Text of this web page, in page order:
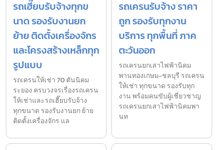
รถเฮี๊ยบรับจ้างทุกข
นาด รองรับงานยก
ย้าย ติดตั้งเครื่องจักร
และโครงสร้างเหล็กทุก
รูปแบบ
รถเครนให้เช่า 70 ตันนิคม
ระยอง ครบวงจรเรื่องรถเครน
ให้เช่าและรถเฮี๊ยบรับจ้าง
ทุกขนาด รองรับงานยก ย้าย
ติดตั้งเครื่องจักร แล
รถเครนรับจ้าง ราคา
ถูก รองรับทุกงาน
บริการ ทุกพื้นที่ ภาค
ตะวันออก
รถเครนยกเสาไฟฟ้านิคม
พานทองเกษม-ชลบุรี รถเครน
ให้เช่า ทุกขนาด รองรับทุก
งาน พร้อมคนขับผู้เชี่ยวชาญ
รถเครนยกเสาไฟฟ้านิคมพา
นท